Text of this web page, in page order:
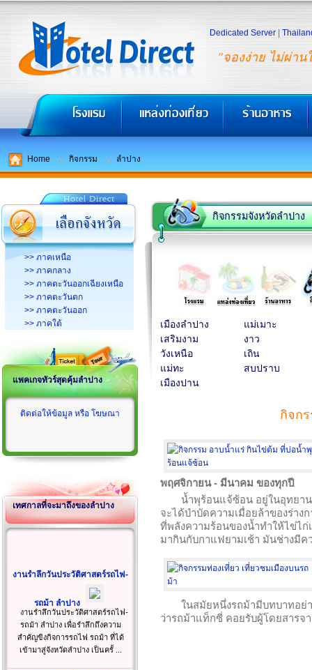
"จองง่าย ไม่ผ่าน
Dedicated Server
Home กิจกรรม ลำปาง
>> ภาคเหนือ
>> ภาคกลาง
>> ภาคตะวันออกเฉียงเหนือ
>> ภาคตะวันตก
>> ภาคตะวันออก
>> ภาคใต้
แพคเกจทัวร์สุดคุ้มลำปาง
ติดต่อให้ข้อมูล หรือ โฆษณา
เทศกาลที่จะมาถึงของลำปาง
งานรำลึกวันประวัติศาสตร์รถไฟ-
รถม้า ลำปาง
งานรำลึกวันประวัติศาสตร์รถไฟ-
รถม้า ลำปาง เพื่อรำลึกถึงความ
สำคัญขิงกิจการรถไฟ รถม้า ที่ได้
เข้ามาสู่จังหวัดลำปาง เป็นครั้ ...
กิจกรรมจังหวัดลำปาง
เมืองลำปาง
แม่เมาะ
เสริมงาม
งาว
วังเหนือ
เถิน
แม่ทะ
สบปราบ
เมืองปาน
กิจก
พฤศจิกายน - มีนาคม ของทุกปี
น้ำพุร้อนแจ้ซ้อน อยู่ในอุทยา
จะได้บำบัดความเมื่อยล้าของร่าง
ที่พลังความร้อนของน้ำทำให้ไข่ไ
มากินกับกาแฟยามเช้า มันช่างมี
ในสมัยหนึ่งรถม้ามีบทบาทอย่
ว่ารถม้าแท็กซี่ คอยรับผู้โดยสารจ